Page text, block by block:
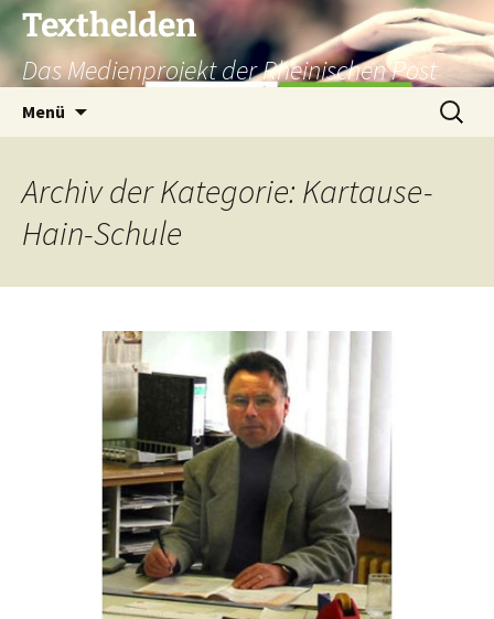
Texthelden
Das Medienprojekt der Rheinischen Post
Menü
Suchen
nach:
Archiv der Kategorie: Kartause-
Hain-Schule